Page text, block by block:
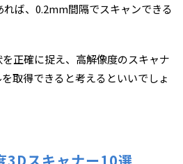
ば、0.2mm間隔でスキャンできる
正確に捉え、高解像度のスキャナ
取得できると考えるといいでしょ
3Dスキャナー10選